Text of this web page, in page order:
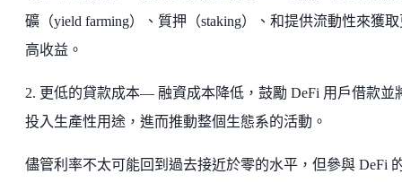
礦（yield farming）、質押（staking）、和提供流動性來獲
高收益。
2. 更低的貸款成本— 融資成本降低，鼓勵 DeFi 用戶借款並
投入生產性用途，進而推動整個生態系的活動。
儘管利率不太可能回到過去接近於零的水平，但參與 DeFi